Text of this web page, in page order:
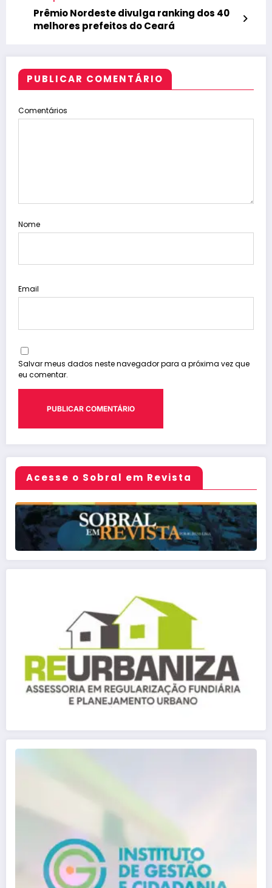
Prêmio Nordeste divulga ranking dos 40
melhores prefeitos do Ceará
PUBLICAR COMENTÁRIO
Comentários
Nome
Email
Salvar meus dados neste navegador para a próxima vez que
eu comentar.
Acesse o Sobral em Revista